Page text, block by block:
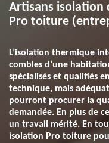
Artisans isolation
Pro toiture
L’isolation thermique
combles d’une
spécialisés et qualifiés
technique, mais
pourront procurer la
demandée. En plus de
un travail mérité. En
isolation Pro toiture